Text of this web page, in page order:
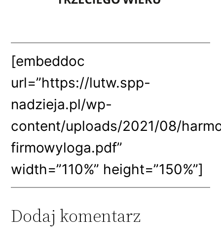
[embeddoc
url=”https://lutw.spp-
nadzieja.pl/wp-
content/uploads/2021/08/
firmowyloga.pdf”
width=”110%” height=”150%”]
Dodaj komentarz